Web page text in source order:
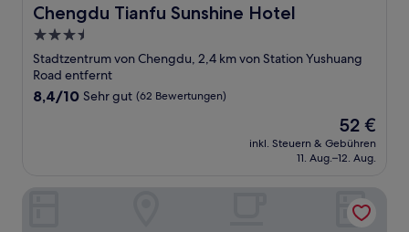
Chengdu Tianfu Sunshine Hotel
Chengdu Tianfu Sunshine Hotel
3.5-
Sterne-
Unterkunft
Stadtzentrum von Chengdu, 2,4 km von Station Yushuang
Road entfernt
8.4
Bewertungen)
8,4/10 Sehr gut (62 Bewertungen)
Der
Preis
beträgt
52 €
inkl. Steuern & Gebühren
11. Aug.–12. Aug.
Xu Li Traveling Hotel (Chengdu Taikoo Li Chunxi Road